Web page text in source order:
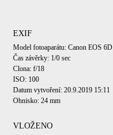
EXIF
Model fotoaparátu: Canon EOS 6D
Čas závěrky: 1/0 sec
Clona: f/18
ISO: 100
Datum vytvoření: 20.9.2019 15:11
Ohnisko: 24 mm
VLOŽENO